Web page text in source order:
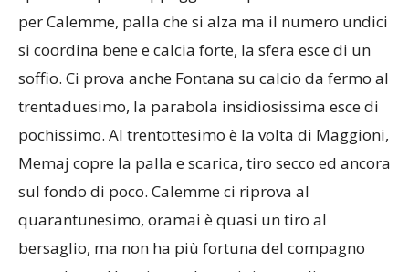
per Calemme, palla che si alza ma il numero undici
si coordina bene e calcia forte, la sfera esce di un
soffio. Ci prova anche Fontana su calcio da fermo al
trentaduesimo, la parabola insidiosissima esce di
pochissimo. Al trentottesimo è la volta di Maggioni,
Memaj copre la palla e scarica, tiro secco ed ancora
sul fondo di poco. Calemme ci riprova al
quarantunesimo, oramai è quasi un tiro al
bersaglio, ma non ha più fortuna del compagno